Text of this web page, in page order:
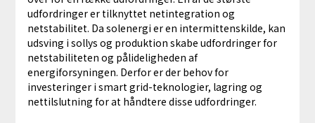
udfordringer er tilknyttet netintegration og
netstabilitet. Da solenergi er en intermittenskilde, kan
udsving i sollys og produktion skabe udfordringer for
netstabiliteten og pålideligheden af
energiforsyningen. Derfor er der behov for
investeringer i smart grid-teknologier, lagring og
nettilslutning for at håndtere disse udfordringer.